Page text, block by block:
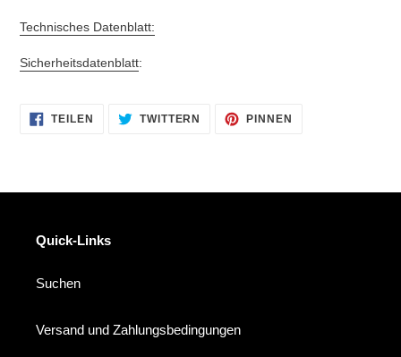
Technisches Datenblatt:
Sicherheitsdatenblatt:
TEILEN
FACEBOOK
TWITTERN
AUF
TWITTER
PINNEN
Quick-Links
Suchen
Versand und Zahlungsbedingungen